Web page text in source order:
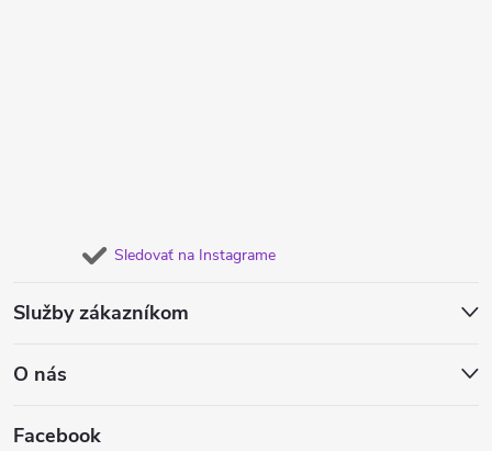
Sledovať na Instagrame
Služby zákazníkom
O nás
Facebook